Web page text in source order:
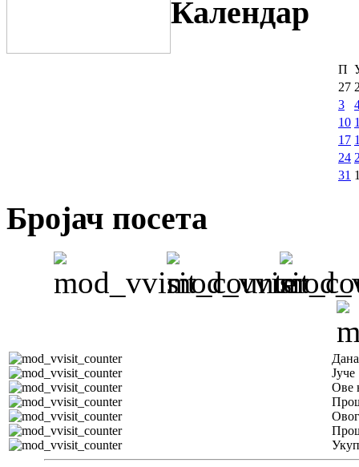
Календар
П
27
3
10
17
24
31
Бројач посета
Јуче
Ове